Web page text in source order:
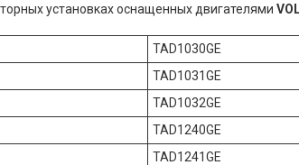
установках оснащенных двигателями
TAD1030GE
TAD1031GE
TAD1032GE
TAD1240GE
TAD1241GE